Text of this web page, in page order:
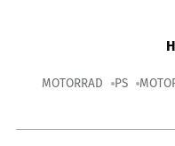
MOTORRAD PS